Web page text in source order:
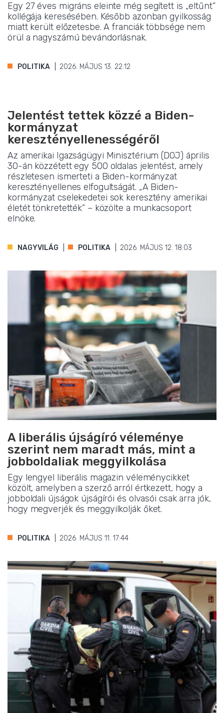
Egy 27 éves migráns eleinte még segített is „eltűnt”
kollégája keresésében. Később azonban gyilkosság
miatt került előzetesbe. A franciák többsége nem
örül a nagyszámú bevándorlásnak.
POLITIKA 2026. MÁJUS 13. 22:12
Jelentést tettek közzé a Biden-
kormányzat
keresztényellenességéről
Az amerikai Igazságügyi Minisztérium (DOJ) április
30-án közzétett egy 500 oldalas jelentést, amely
részletesen ismerteti a Biden-kormányzat
keresztényellenes elfogultságát. „A Biden-
kormányzat cselekedetei sok keresztény amerikai
életét tönkretették” – közölte a munkacsoport
elnöke.
NAGYVILÁG POLITIKA 2026. MÁJUS 12. 18:03
A liberális újságíró véleménye
szerint nem maradt más, mint a
jobboldaliak meggyilkolása
Egy lengyel liberális magazin véleménycikket
közölt, amelyben a szerző arról értkezett, hogy a
jobboldali újságok újságírói és olvasói csak arra jók,
hogy megverjék és meggyilkolják őket.
POLITIKA 2026. MÁJUS 11. 17:44